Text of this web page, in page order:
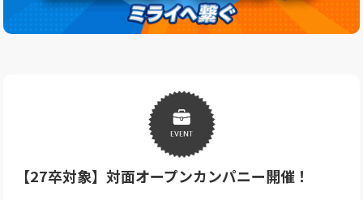
【27卒対象】対面オープンカンパニー開催！